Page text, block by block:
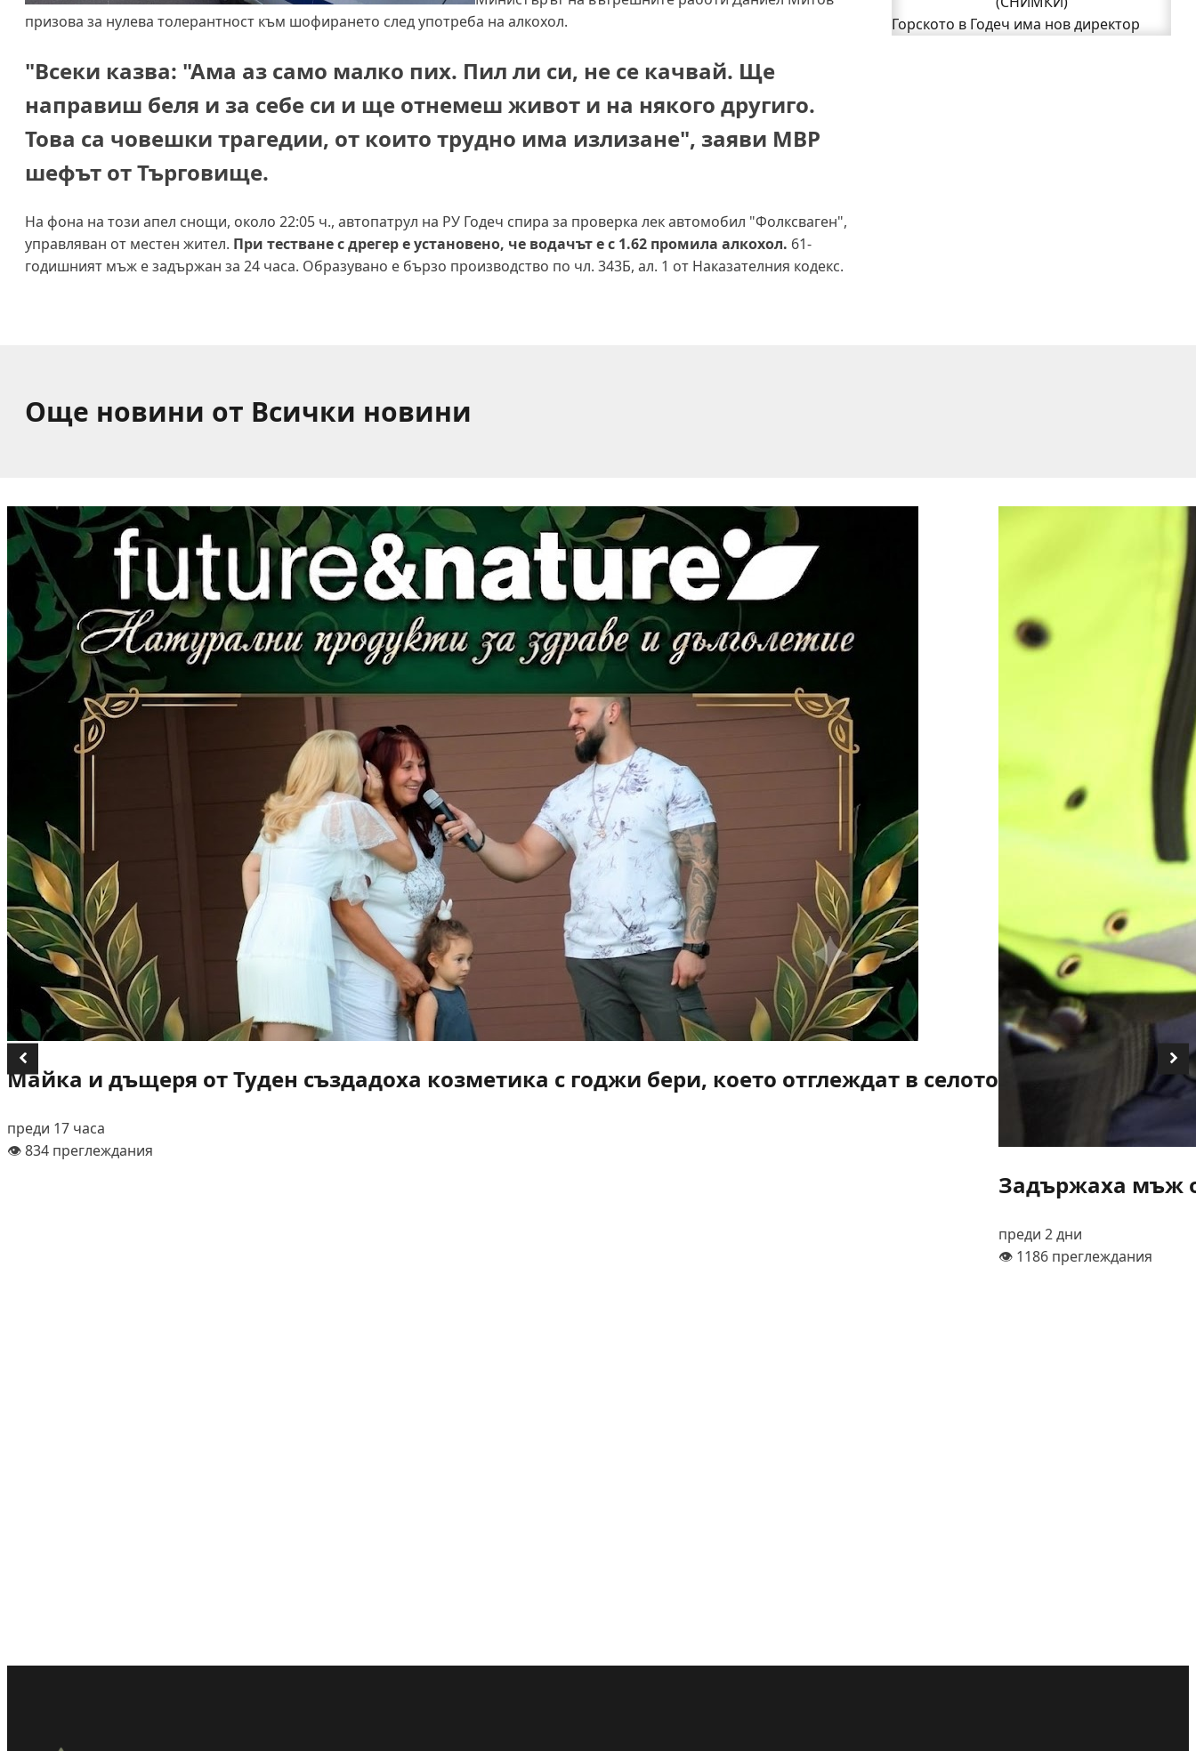
призова за нулева толерантност към шофирането след употреба на алкохол.
"Всеки казва: "Ама аз само малко пих. Пил ли си, не се качвай. Ще
направиш беля и за себе си и ще отнемеш живот и на някого другиго.
Това са човешки трагедии, от които трудно има излизане", заяви МВР
шефът от Търговище.
На фона на този апел снощи, около 22:05 ч., автопатрул на РУ Годеч спира за проверка лек автомобил "Фолксваген",
управляван от местен жител. При тестване с дрегер е установено, че водачът е с 1.62 промила алкохол. 61-
годишният мъж е задържан за 24 часа. Образувано е бързо производство по чл. 343Б, ал. 1 от Наказателния кодекс.
Полицията влиза в селата
Горското в Годеч има нов директор
Още новини от Всички новини
Майка и дъщеря от Туден създадоха козметика с годжи бери, което отглеждат в селото
преди 17 часа
👁️ 834 преглеждания
Задържаха мъж
преди 2 дни
👁️ 1186 преглеждания